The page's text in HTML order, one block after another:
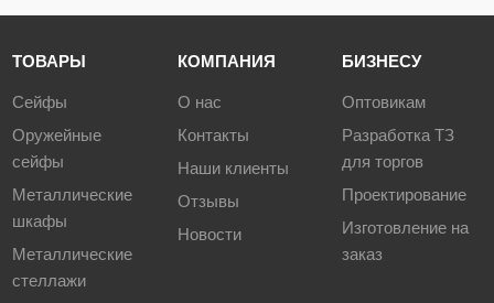
ТОВАРЫ
Сейфы
Оружейные
сейфы
Металлические
шкафы
Металлические
стеллажи
КОМПАНИЯ
О нас
Контакты
Наши клиенты
Отзывы
Новости
БИЗНЕСУ
Оптовикам
Разработка ТЗ
для торгов
Проектирование
Изготовление на
заказ